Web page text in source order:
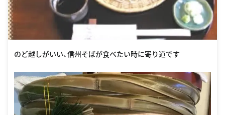
のど越しがいい、信州そばが食べたい時に寄り道です